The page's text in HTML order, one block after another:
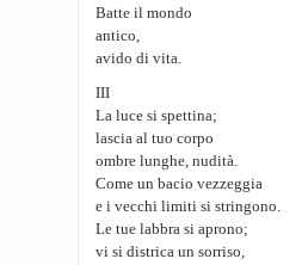
Batte il mondo
antico,
avido di vita.
III
La luce si spettina;
lascia al tuo corpo
ombre lunghe, nudità.
Come un bacio vezzeggia
e i vecchi limiti si stringono.
Le tue labbra si aprono;
vi si districa un sorriso,